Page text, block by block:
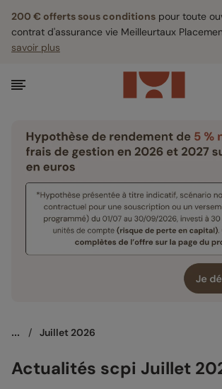
200 € offerts sous conditions pour toute
contrat d'assurance vie Meilleurtaux
savoir plus
... / Juillet 2026
Actualités scpi Juillet